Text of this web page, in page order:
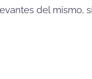
del mismo,